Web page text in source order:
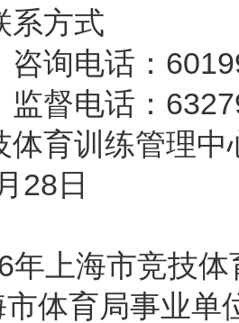
方式
询电话：
督电话：
体育训练管理中
28日
年上海市竞技
市体育局事业单